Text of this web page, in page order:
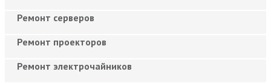
Ремонт серверов
Ремонт проекторов
Ремонт электрочайников